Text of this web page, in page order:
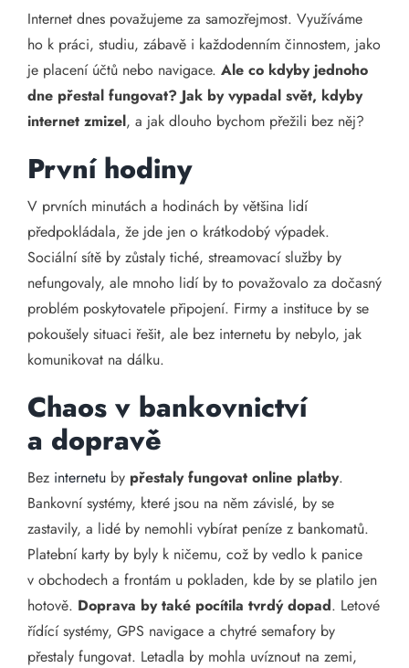
Kontakt
Internet dnes považujeme za samozřejmost. Využíváme
ho k práci, studiu, zábavě i každodenním činnostem, jako
je placení účtů nebo navigace. Ale co kdyby jednoho
dne přestal fungovat? Jak by vypadal svět, kdyby
internet zmizel, a jak dlouho bychom přežili bez něj?
První hodiny
V prvních minutách a hodinách by většina lidí
předpokládala, že jde jen o krátkodobý výpadek.
Sociální sítě by zůstaly tiché, streamovací služby by
nefungovaly, ale mnoho lidí by to považovalo za dočasný
problém poskytovatele připojení. Firmy a instituce by se
pokoušely situaci řešit, ale bez internetu by nebylo, jak
komunikovat na dálku.
Chaos v bankovnictví
a dopravě
Bez internetu by přestaly fungovat online platby.
Bankovní systémy, které jsou na něm závislé, by se
zastavily, a lidé by nemohli vybírat peníze z bankomatů.
Platební karty by byly k ničemu, což by vedlo k panice
v obchodech a frontám u pokladen, kde by se platilo jen
hotově. Doprava by také pocítila tvrdý dopad. Letové
řídící systémy, GPS navigace a chytré semafory by
přestaly fungovat. Letadla by mohla uvíznout na zemi,